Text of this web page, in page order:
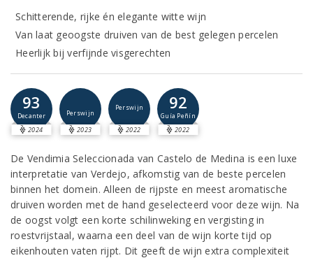
Schitterende, rijke én elegante witte wijn
Van laat geoogste druiven van de best gelegen percelen
Heerlijk bij verfijnde visgerechten
93
Decanter
2024
Perswijn
2023
Perswijn
2022
92
Guía Peñín
2022
De Vendimia Seleccionada van Castelo de Medina is een luxe
interpretatie van Verdejo, afkomstig van de beste percelen
binnen het domein. Alleen de rijpste en meest aromatische
druiven worden met de hand geselecteerd voor deze wijn. Na
de oogst volgt een korte schilinweking en vergisting in
roestvrijstaal, waarna een deel van de wijn korte tijd op
eikenhouten vaten rijpt. Dit geeft de wijn extra complexiteit